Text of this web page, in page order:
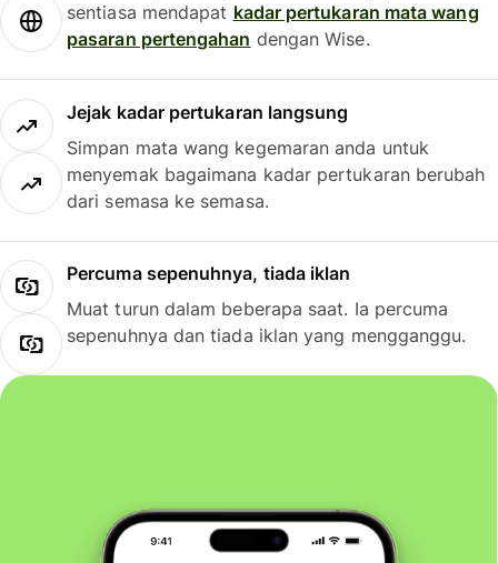
sentiasa mendapat kadar pertukaran mata wang
pasaran pertengahan dengan Wise.
Jejak kadar pertukaran langsung
Simpan mata wang kegemaran anda untuk
menyemak bagaimana kadar pertukaran berubah
dari semasa ke semasa.
Percuma sepenuhnya, tiada iklan
Muat turun dalam beberapa saat. Ia percuma
sepenuhnya dan tiada iklan yang mengganggu.